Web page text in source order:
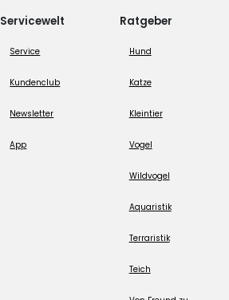
Servicewelt
Service
Kundenclub
Newsletter
App
Ratgeber
Hund
Katze
Kleintier
Vogel
Wildvogel
Aquaristik
Terraristik
Teich